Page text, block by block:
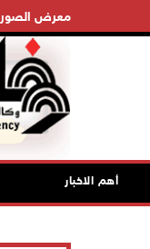
معرض الصور
أهم الاخبار